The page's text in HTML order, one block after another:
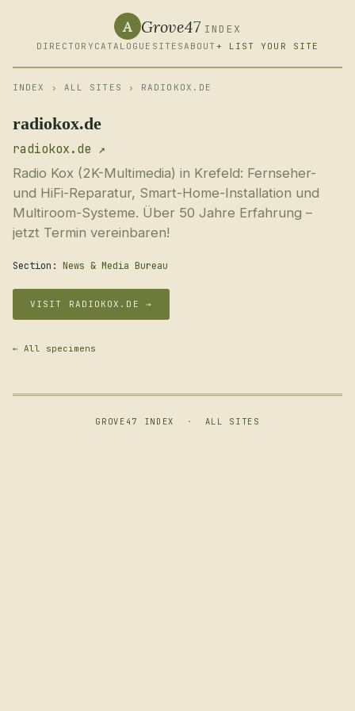
A Grove47 INDEX
DIRECTORY CATALOGUE SITESABOUT + LIST YOUR SITE
INDEX › ALL SITES › RADIOKOX.DE
radiokox.de
radiokox.de ↗
Radio Kox (2K-Multimedia) in Krefeld: Fernseher-
und HiFi-Reparatur, Smart-Home-Installation und
Multiroom-Systeme. Über 50 Jahre Erfahrung –
jetzt Termin vereinbaren!
Section: News & Media Bureau
VISIT RADIOKOX.DE →
← All specimens
GROVE47 INDEX · ALL SITES